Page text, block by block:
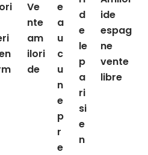
Ve
nte
am
ilori
de
e
a
u
c
u
n
e
p
r
e
d
e
le
p
a
ri
si
e
n
ide
espag
ne
vente
libre